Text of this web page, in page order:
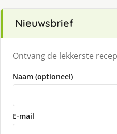
Nieuwsbrief
Ontvang de lekkerste
Naam (optioneel)
E-mail